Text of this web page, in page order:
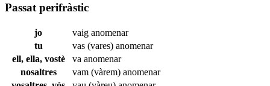
Passat perifràstic
jo vaig anomenar
tu
vas (vares) anomenar
ell, ella, vostè
va anomenar
nosaltres
vam (vàrem) anomenar